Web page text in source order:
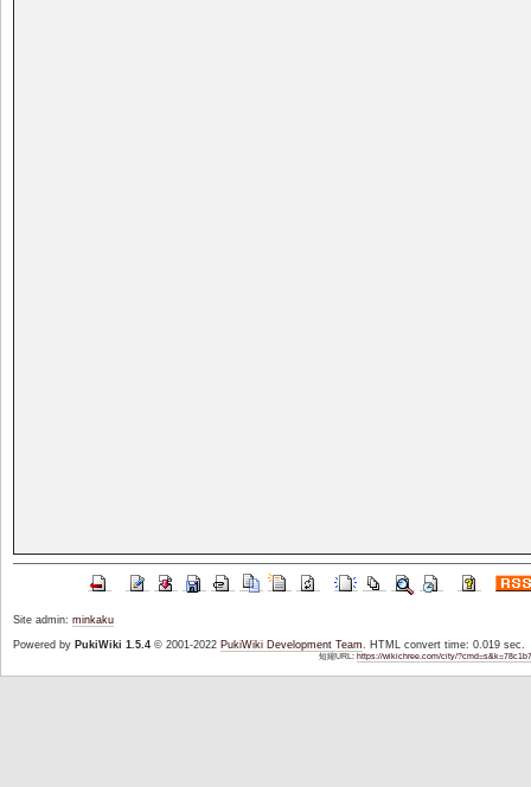
Site admin: minkaku
Powered by PukiWiki 1.5.4© 2001-2022 PukiWiki Development Team. HTML convert time: 0.019 sec.
短縮URL:https://wikichree.com/city/